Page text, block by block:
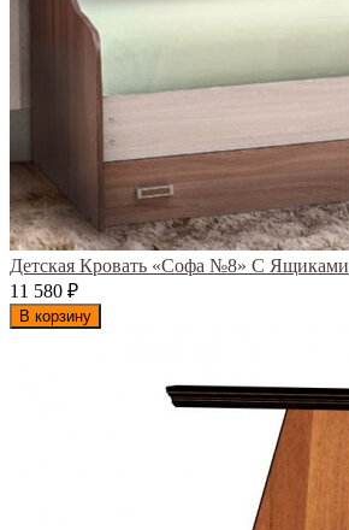
Детская Кровать «Софа №8» С Ящиками
11 580 ₽
В корзину